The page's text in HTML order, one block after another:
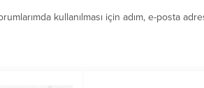
kullanılması için adım, e-posta